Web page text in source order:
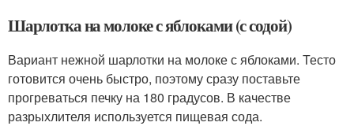
Шарлотка на молоке с яблоками (с содой)
Вариант нежной шарлотки на молоке с яблоками. Тесто
готовится очень быстро, поэтому сразу поставьте
прогреваться печку на 180 градусов. В качестве
разрыхлителя используется пищевая сода.